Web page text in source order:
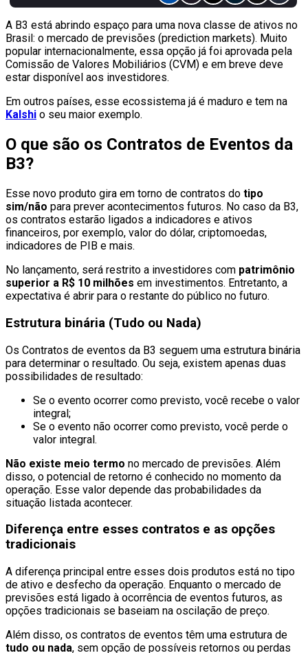
A B3 está abrindo espaço para uma nova classe de ativos no
Brasil: o mercado de previsões (prediction markets). Muito
popular internacionalmente, essa opção já foi aprovada pela
Comissão de Valores Mobiliários (CVM) e em breve deve
estar disponível aos investidores.
Em outros países, esse ecossistema já é maduro e tem na
Kalshi o seu maior exemplo.
O que são os Contratos de Eventos da
B3?
Esse novo produto gira em torno de contratos do tipo
sim/não para prever acontecimentos futuros. No caso da B3,
os contratos estarão ligados a indicadores e ativos
financeiros, por exemplo, valor do dólar, criptomoedas,
indicadores de PIB e mais.
No lançamento, será restrito a investidores com patrimônio
superior a R$ 10 milhões em investimentos. Entretanto, a
expectativa é abrir para o restante do público no futuro.
Estrutura binária (Tudo ou Nada)
Os Contratos de eventos da B3 seguem uma estrutura binária
para determinar o resultado. Ou seja, existem apenas duas
possibilidades de resultado:
Se o evento ocorrer como previsto, você recebe o valor
integral;
Se o evento não ocorrer como previsto, você perde o
valor integral.
Não existe meio termo no mercado de previsões. Além
disso, o potencial de retorno é conhecido no momento da
operação. Esse valor depende das probabilidades da
situação listada acontecer.
Diferença entre esses contratos e as opções
tradicionais
A diferença principal entre esses dois produtos está no tipo
de ativo e desfecho da operação. Enquanto o mercado de
previsões está ligado à ocorrência de eventos futuros, as
opções tradicionais se baseiam na oscilação de preço.
Além disso, os contratos de eventos têm uma estrutura de
tudo ou nada, sem opção de possíveis retornos ou perdas